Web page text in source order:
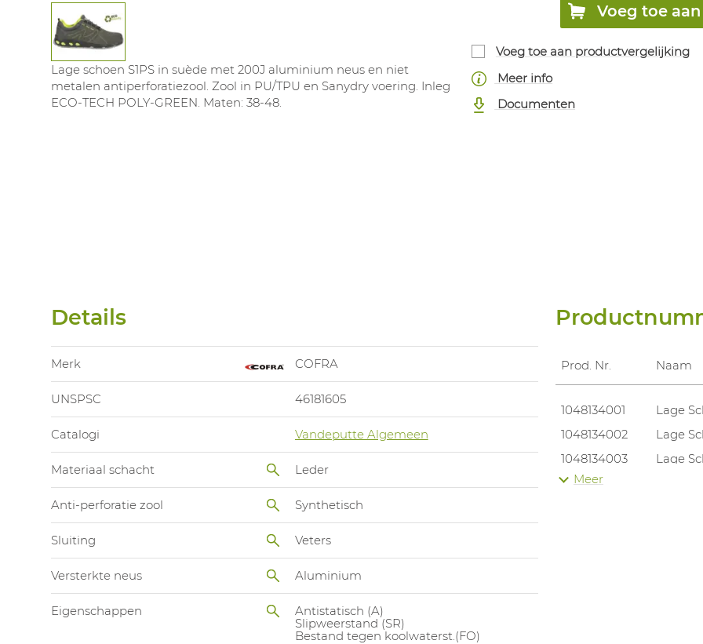
Lage schoen S1PS in suède met 200J aluminium neus en niet
metalen antiperforatiezool. Zool in PU/TPU en Sanydry voering. Inleg
ECO-TECH POLY-GREEN. Maten: 38-48.
Voeg toe
Voeg toe aan productvergelijking
Meer info
Documenten
Details
Merk COFRA
UNSPSC 46181605
Catalogi Vandeputte Algemeen
Materiaal schacht Leder
Anti-perforatie zool Synthetisch
Sluiting Veters
Versterkte neus Aluminium
Eigenschappen
Antistatisch (A)
Slipweerstand (SR)
Bestand tegen koolwaterst.(FO)
Prod. Nr. Naam
1048134001 Lage
1048134002
Lage
1048134003
Lage
1048134004
Meer